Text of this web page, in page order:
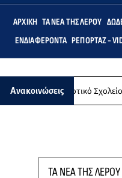
ΑΡΧΙΚΉ ΤΑ ΝΈΑ ΤΗΣ ΛΈΡΟΥ
ΕΝΔΙΑΦΈΡΟΝΤΑ ΡΕΠΟΡΤΆΖ -
Ανακοινώσεις
στο Δημοτικό Σχολείο
ΤΑ ΝΕΑ ΤΗΣ ΛΕΡΟΥ